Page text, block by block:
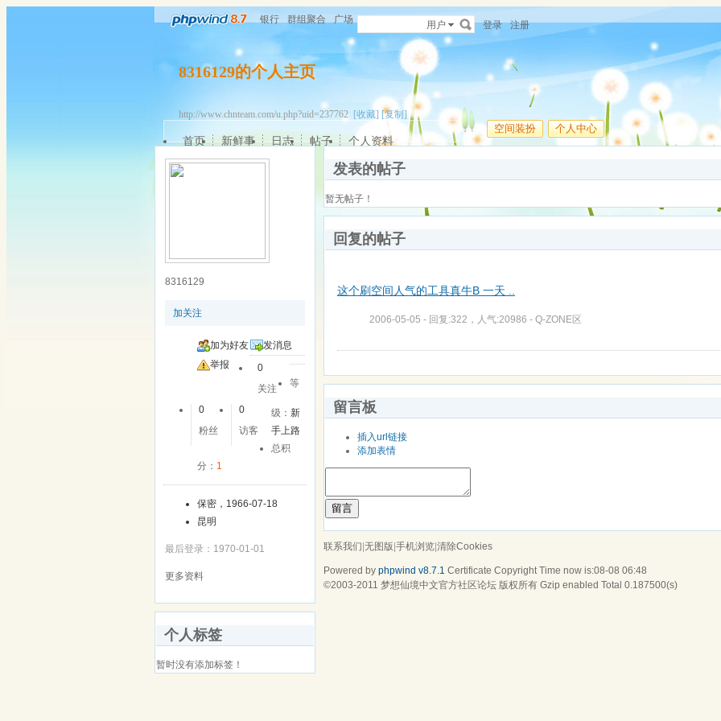
银行 群组聚合 广场 用户 登录 注册
8316129的个人主页
http://www.chnteam.com/u.php?uid=237762 [收藏] [复制]
空间装扮 个人中心
首页 新鲜事 日志 帖子 个人资料
8316129
加关注
加为好友
发消息
举报
0
关注
0
粉丝
0
访客
等
级：新
手上路
总积
分： 1
保密，1966-07-18
昆明
最后登录：1970-01-01
更多资料
个人标签
暂时没有添加标签！
发表的帖子
暂无帖子！
回复的帖子
这个刷空间人气的工具真牛B 一天 ..
2006-05-05 - 回复:322，人气:20986 - Q-ZONE区
留言板
插入url链接
添加表情
留言
联系我们|无图版|手机浏览|清除Cookies
Powered by phpwind v8.7.1 Certificate Copyright Time now is:08-08 06:48
©2003-2011 梦想仙境中文官方社区论坛 版权所有 Gzip enabled Total 0.187500(s)